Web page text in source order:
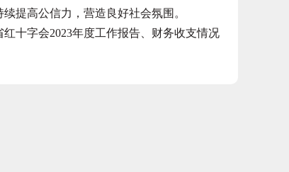
提高公信力，营造良好社会氛围。
字会2023年度工作报告、财务收支情况